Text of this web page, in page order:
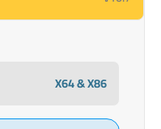
X64 & X86